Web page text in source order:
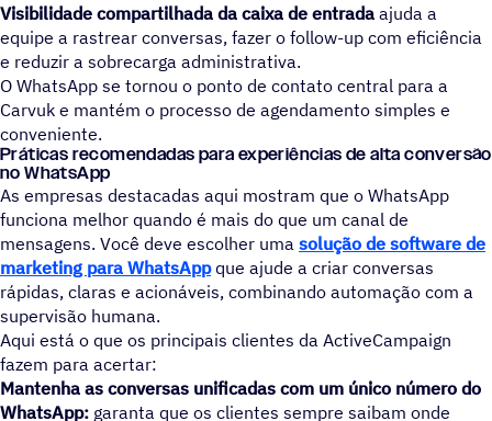
Visibilidade compartilhada da caixa de entrada ajuda a
equipe a rastrear conversas, fazer o follow-up com eficiência
e reduzir a sobrecarga administrativa.
O WhatsApp se tornou o ponto de contato central para a
Carvuk e mantém o processo de agendamento simples e
conveniente.
Práticas recomendadas para experiências de alta conversão
no WhatsApp
As empresas destacadas aqui mostram que o WhatsApp
funciona melhor quando é mais do que um canal de
mensagens. Você deve escolher uma solução de software de
marketing para WhatsAppque ajude a criar conversas
rápidas, claras e acionáveis, combinando automação com a
supervisão humana.
Aqui está o que os principais clientes da ActiveCampaign
fazem para acertar:
Mantenha as conversas unificadas com um único número do
WhatsApp: garanta que os clientes sempre saibam onde